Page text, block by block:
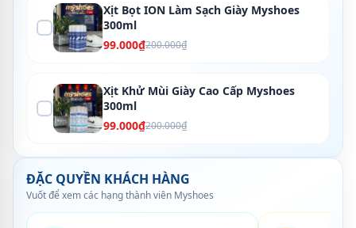
Xịt Bọt ION Làm Sạch Giày Myshoes
300ml
99.000₫200.000₫
Xịt Khử Mùi Giày Cao Cấp Myshoes
300ml
99.000₫200.000₫
ĐẶC QUYỀN KHÁCH HÀNG
Vuốt để xem các hạng thành viên Myshoes